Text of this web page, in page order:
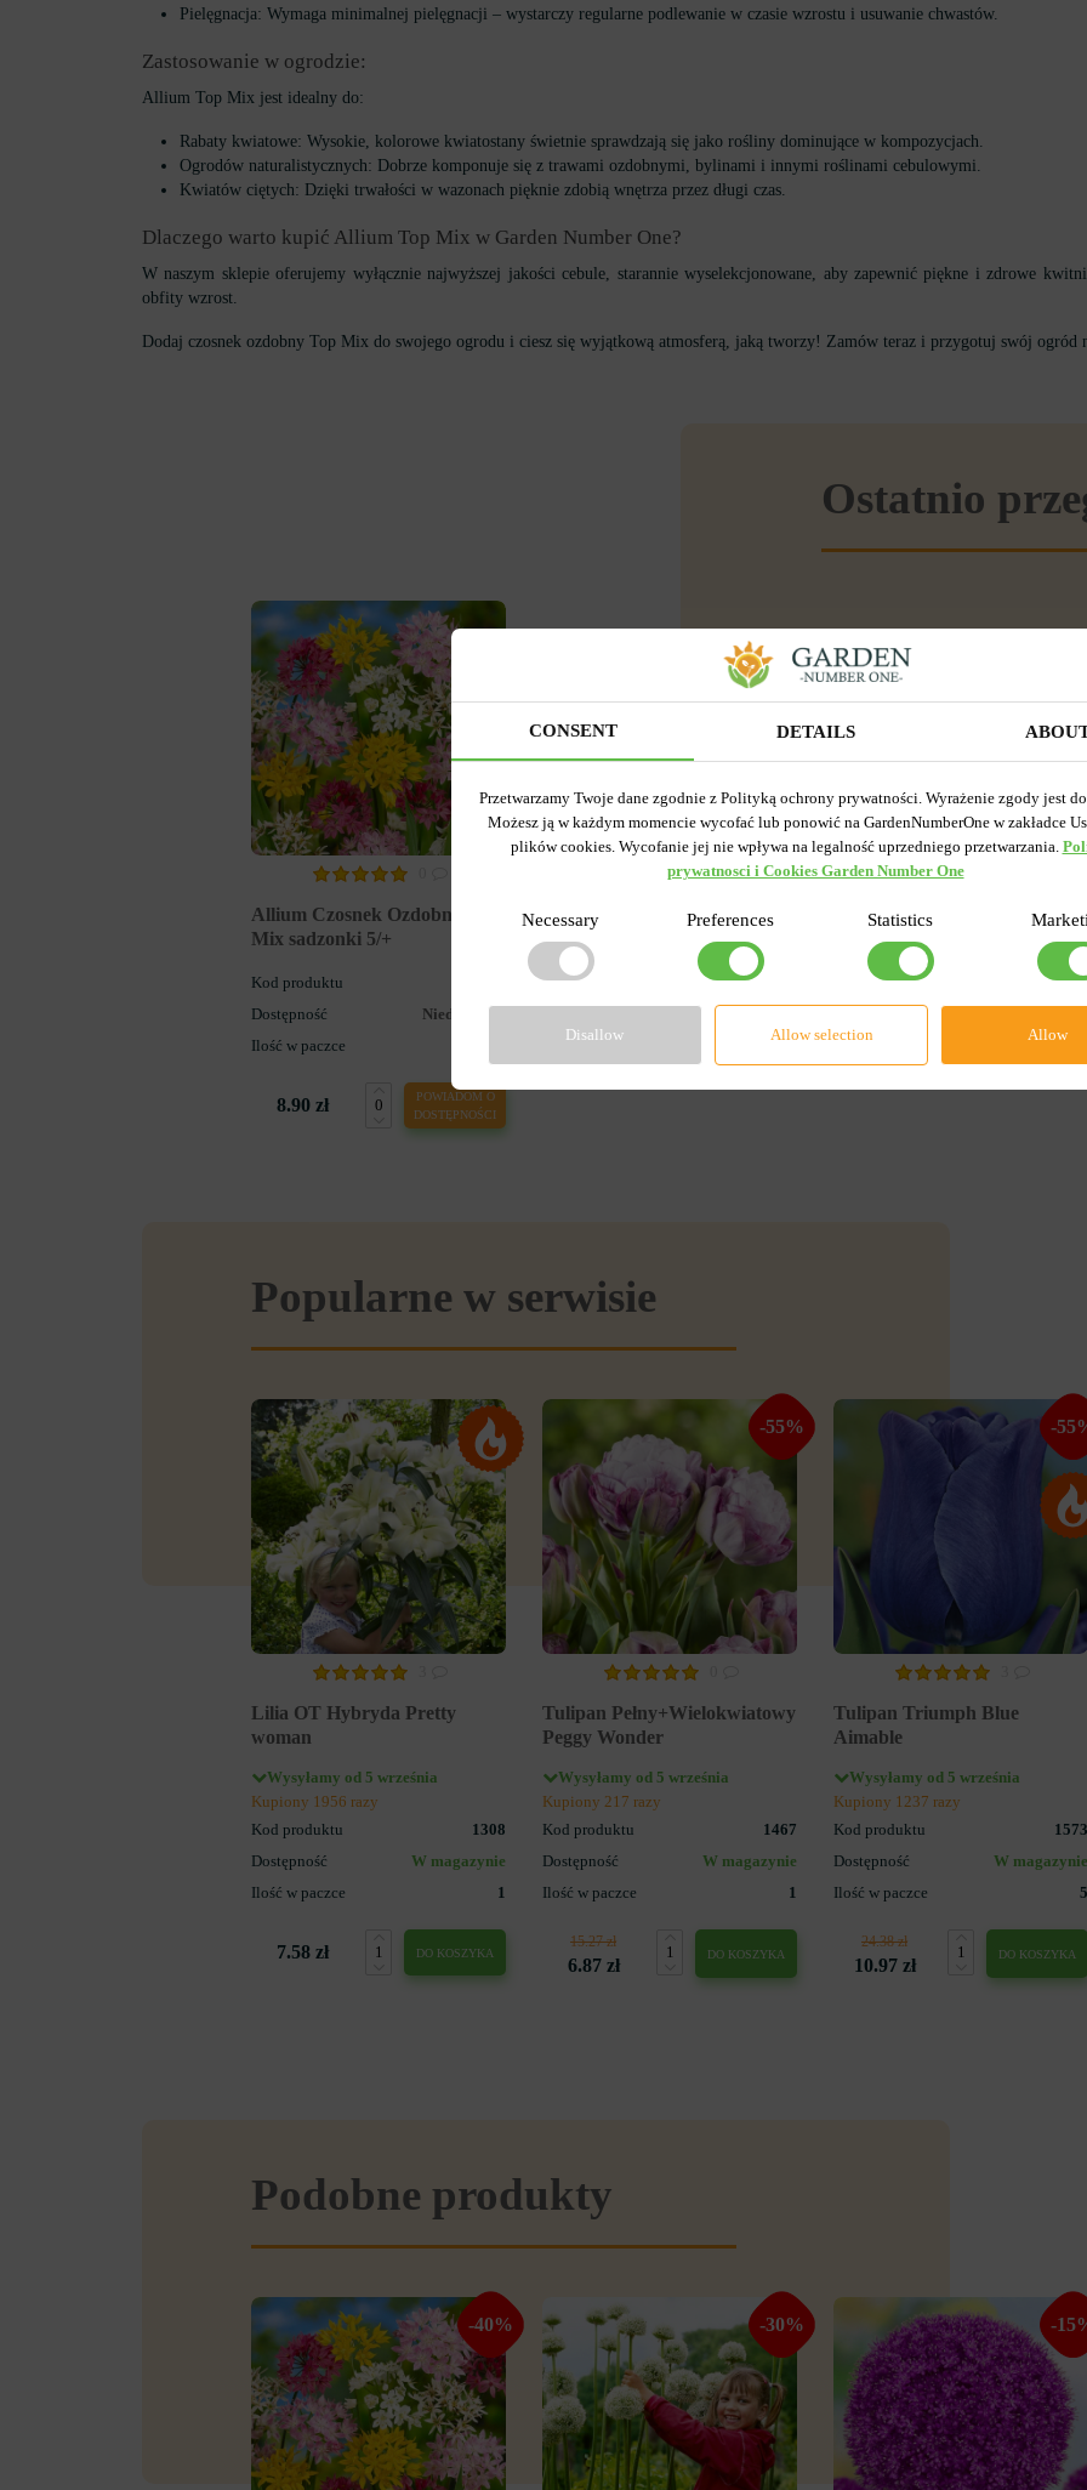
Pielęgnacja: Wymaga minimalnej pielęgnacji – wystarczy regularne podlewanie w czasie wzrostu i usuwanie chwastów.
Zastosowanie w ogrodzie:
Allium Top Mix jest idealny do:
Rabaty kwiatowe: Wysokie, kolorowe kwiatostany świetnie sprawdzają się jako rośliny dominujące w kompozycjach.
Ogrodów naturalistycznych: Dobrze komponuje się z trawami ozdobnymi, bylinami i innymi roślinami cebulowymi.
Kwiatów ciętych: Dzięki trwałości w wazonach pięknie zdobią wnętrza przez długi czas.
Dlaczego warto kupić Allium Top Mix w Garden Number One?
W naszym sklepie oferujemy wyłącznie najwyższej jakości cebule, starannie wyselekcjonowane, aby zapewnić piękne i zdrowe
obfity wzrost.
Dodaj czosnek ozdobny Top Mix do swojego ogrodu i ciesz się wyjątkową atmosferą, jaką tworzy! Zamów teraz i przygotuj swój ogród
Ostatnio
Allium Czosnek Ozdobny Top
Mix sadzonki 5/+
Kod produktu
Dostępność
Niedostępny
Ilość w paczce
8.90 zł
POWIADOM O
DOSTĘPNOŚCI
Popularne w serwisie
Lilia OT Hybryda Pretty
woman
Wysyłamy od 5 września
Kupiony 1956 razy
Kod produktu
1308
Dostępność
W magazynie
Ilość w paczce
1
7.58 zł DO KOSZYKA
-55%
Tulipan Pełny+Wielokwiatowy
Peggy Wonder
Wysyłamy od 5 września
Kupiony 217 razy
Kod produktu
1467
Dostępność
W magazynie
Ilość w paczce
1
15.27 zł
6.87 zł
DO KOSZYKA
-
Tulipan Triumph Blue
Aimable
Wysyłamy od 5 września
Kupiony 1237 razy
Kod produktu
1573
Dostępność
W magazynie
Ilość w paczce
5
24.38 zł
10.97 zł
DO KOSZYKA
Podobne produkty
-40% -30% -
CONSENT DETAILS
Przetwarzamy Twoje dane zgodnie z Polityką ochrony prywatności. Wyrażenie zgody jest
Możesz ją w każdym momencie wycofać lub ponowić na GardenNumberOne w zakładce
plików cookies. Wycofanie jej nie wpływa na legalność uprzedniego przetwarzania.
prywatnosci i Cookies Garden Number One
Necessary Preferences Statistics
Disallow Allow selection Allow